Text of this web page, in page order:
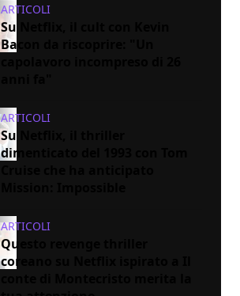
ARTICOLI
Su Netflix, il cult con Kevin
Bacon da riscoprire: "Un
ARTICOLI
Su Netflix, il thriller
dimenticato del 1993 con Tom
ARTICOLI
Questo revenge thriller
coreano su Netflix ispirato a Il